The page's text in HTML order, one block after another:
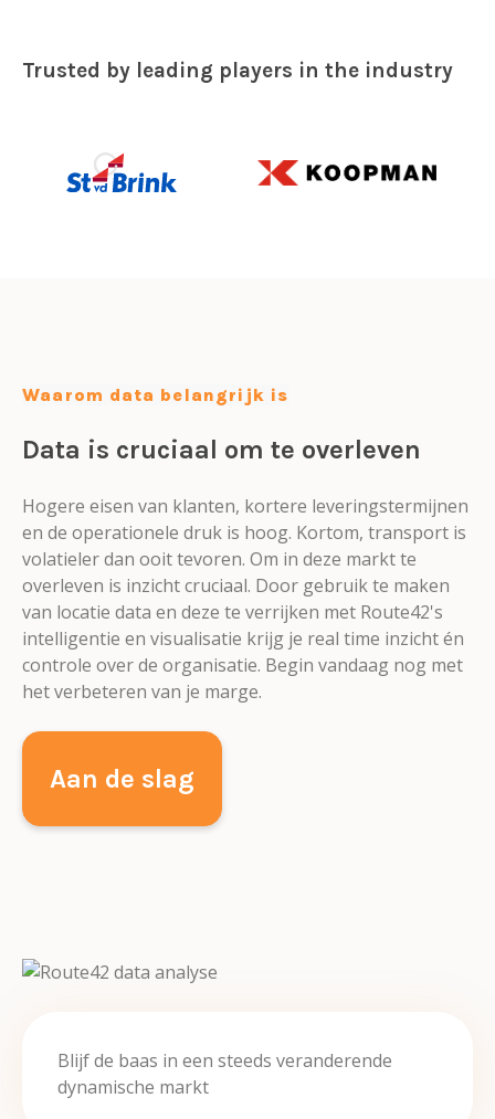
Trusted by leading players in the industry
Waarom data belangrijk is
Data is cruciaal om te overleven
Hogere eisen van klanten, kortere leveringstermijnen
en de operationele druk is hoog. Kortom, transport is
volatieler dan ooit tevoren. Om in deze markt te
overleven is inzicht cruciaal. Door gebruik te maken
van locatie data en deze te verrijken met Route42's
intelligentie en visualisatie krijg je real time inzicht én
controle over de organisatie. Begin vandaag nog met
het verbeteren van je marge.
Aan de slag
Blijf de baas in een steeds veranderende
dynamische markt